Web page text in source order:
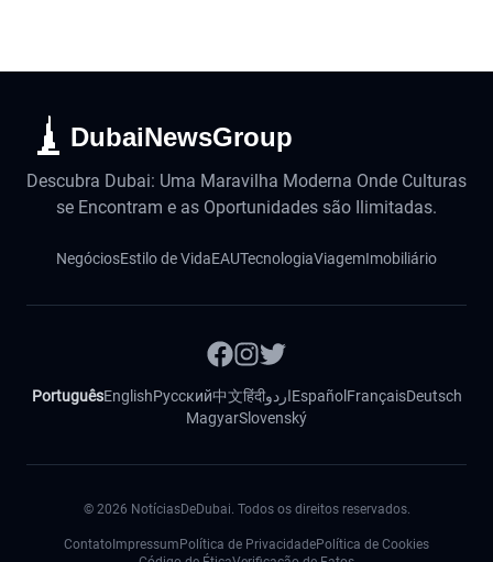
DubaiNewsGroup
Descubra Dubai: Uma Maravilha Moderna Onde Culturas
se Encontram e as Oportunidades são Ilimitadas.
NegóciosEstilo de VidaEAUTecnologiaViagemImobiliário
PortuguêsEnglishРусский中文हिंदीاردوEspañol FrançaisDeutsch
MagyarSlovenský
© 2026 NotíciasDeDubai. Todos os direitos reservados.
Contato Impressum Política de PrivacidadePolítica de Cookies